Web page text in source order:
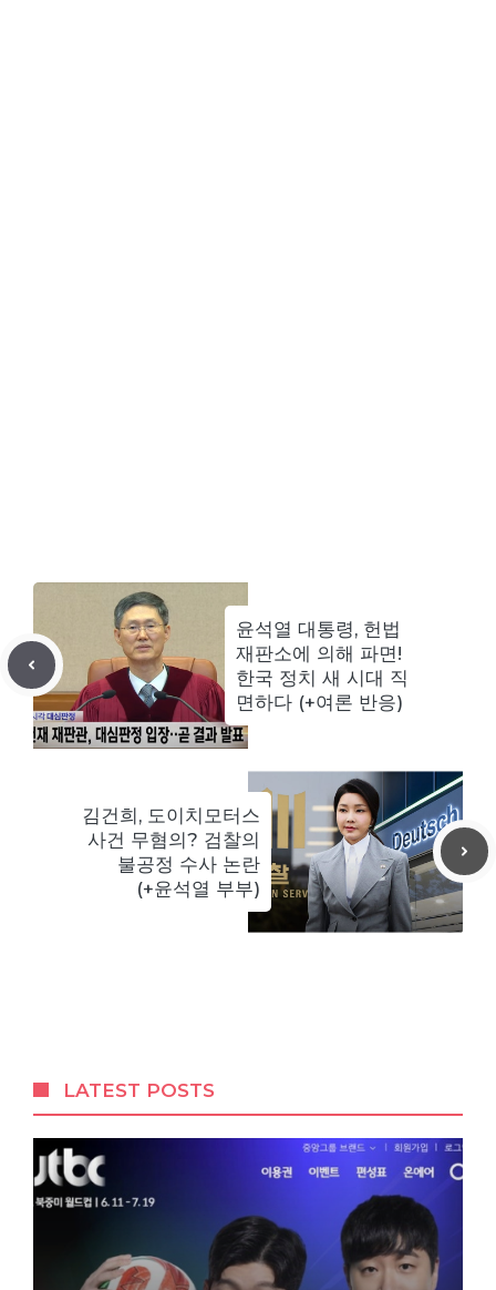
윤석열 대통령, 헌법
재판소에 의해 파면!
한국 정치 새 시대 직
면하다 (+여론 반응)
김건희, 도이치모터스
사건 무혐의? 검찰의
불공정 수사 논란
(+윤석열 부부)
LATEST POSTS